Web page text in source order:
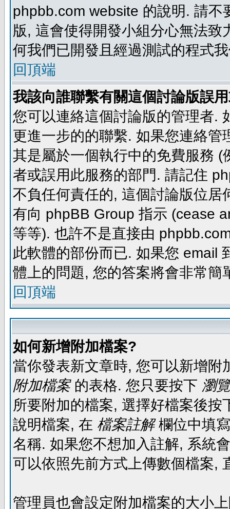
phpbb.com website 的說明. 請
版, 這會使得開發小組分心無法
何我們已開發且經過測試的程式
回頂端
我該向誰聯繫有關這個討論版誤
您可以連絡這個討論版的管理者.
更進一步的的聯繫. 如果您連絡
其是屬於一個執行中的免費服務
者或誤用此服務的部門. 請記住
不負任何責任的, 這個討論版位
有向 phpBB Group 指示 (cease
等等). 也許不是直接由
此軟體的部份而已. 如果您 email
體上的問題, 您的答案將會非常簡
回頂端
如何新增附加檔案?
當你發表新文章時, 您可以新增
附加檔案的表格. 您只要按下 瀏
所要附加的檔案, 選擇好檔案後
說明檔案, 在 檔案註解欄位中填
名稱. 如果您不想加入註解, 系統
可以依照先前方式上傳數個檔案,
管理員也會設定附加檔案的大小